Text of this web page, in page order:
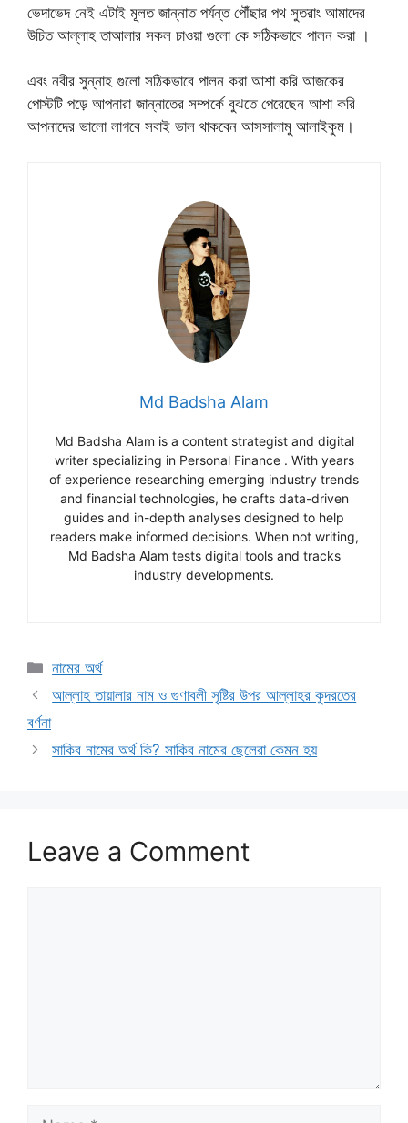
ভেদাভেদ নেই এটাই মূলত জান্নাত পর্যন্ত পৌঁছার পথ সুতরাং আমাদের
উচিত আল্লাহ তাআলার সকল চাওয়া গুলো কে সঠিকভাবে পালন করা ।
এবং নবীর সুন্নাহ গুলো সঠিকভাবে পালন করা আশা করি আজকের
পোস্টটি পড়ে আপনারা জান্নাতের সম্পর্কে বুঝতে পেরেছেন আশা করি
আপনাদের ভালো লাগবে সবাই ভাল থাকবেন আসসালামু আলাইকুম।
Md Badsha Alam
Md Badsha Alam is a content strategist and digital
writer specializing in Personal Finance . With years
of experience researching emerging industry trends
and financial technologies, he crafts data-driven
guides and in-depth analyses designed to help
readers make informed decisions. When not writing,
Md Badsha Alam tests digital tools and tracks
industry developments.
Categories
নামের অর্থ
আল্লাহ তায়ালার নাম ও গুণাবলী সৃষ্টির উপর আল্লাহর কুদরতের
বর্ণনা
সাকিব নামের অর্থ কি? সাকিব নামের ছেলেরা কেমন হয়
Leave a Comment